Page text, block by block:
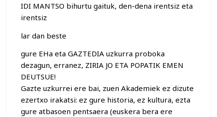
IDI MANTSO bihurtu gaituk, den-dena irentsiz eta
irentsiz
lar dan beste
gure EHa eta GAZTEDIA uzkurra proboka
dezagun, erranez, ZIRIA JO ETA POPATIK EMEN
DEUTSUE!
Gazte uzkurrei ere bai, zuen Akademiek ez dizute
ezertxo irakatsi: ez gure historia, ez kultura, ezta
gure atbasoen pentsaera (euskera bera ere